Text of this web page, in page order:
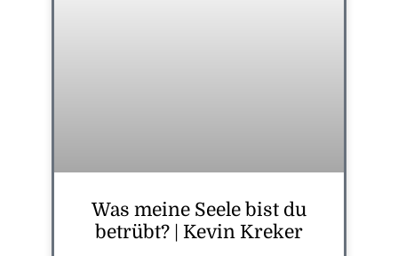
Was meine Seele bist du
betrübt? | Kevin Kreker